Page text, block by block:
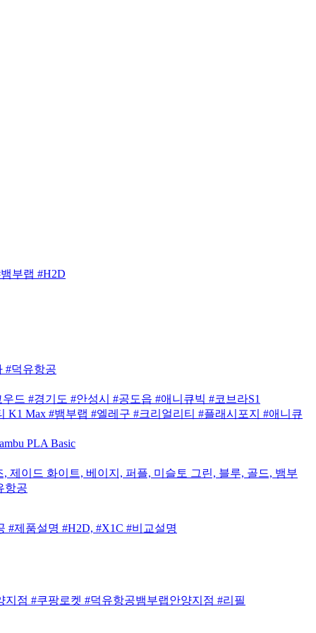
부랩 #H2D
#덕유항공
드 #경기도 #안성시 #공도읍 #애니큐빅 #코브라S1
Max #뱀부랩 #엘레구 #크리얼리티 #플래시포지 #애니큐
PLA Basic
제이드 화이트, 베이지, 퍼플, 미슬토 그린, 블루, 골드, 뱀부
항공
#제품설명 #H2D, #X1C #비교설명
점 #쿠팡로켓 #덕유항공뱀부랩안양지점 #리필